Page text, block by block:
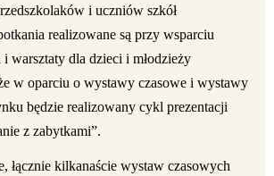
i uczniów szkół
realizowane są przy wsparciu
i warsztaty dla dzieci i młodzieży
w oparciu o wystawy czasowe i wystawy
będzie realizowany cykl prezentacji
z zabytkami”.
łącznie kilkanaście wystaw czasowych